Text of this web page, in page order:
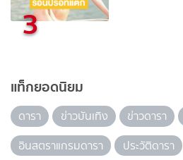
3
แท็กยอดนิยม
ดารา ข่าวบันเทิง ข่าวดารา
อินสตราแกรมดารา
ประวัติดารา